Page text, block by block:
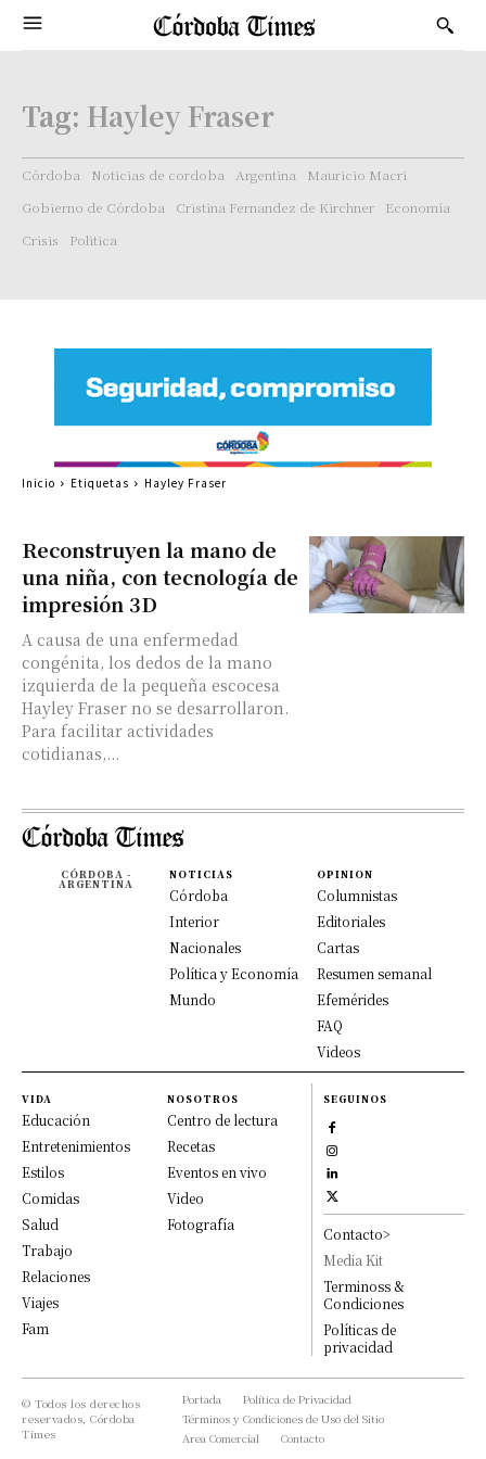
Tag: Hayley Fraser
Córdoba Noticias de cordoba Argentina
Mauricio Macri
Gobierno de Córdoba
Cristina Fernandez de Kirchner
Economía
Crisis
Politica
Reconstruyen la mano de
una niña, con tecnología de
impresión 3D
A causa de una enfermedad
congénita, los dedos de la mano
izquierda de la pequeña escocesa
Hayley Fraser no se desarrollaron.
Para facilitar actividades
cotidianas,...
Inicio Etiquetas Hayley Fraser
CÓRDOBA -
ARGENTINA
NOTICIAS
Córdoba
Interior
Nacionales
Política y Economía
Mundo
OPINION
Columnistas
Editoriales
Cartas
Resumen semanal
Efemérides
FAQ
Videos
VIDA
Educación
Entretenimientos
Estilos
Comidas
Salud
Trabajo
Relaciones
Viajes
Fam
NOSOTROS
Centro de lectura
Recetas
Eventos en vivo
Video
Fotografía
SEGUINOS
Contacto>
Media Kit
Terminoss &
Condiciones
Políticas de
privacidad
© Todos los derechos
reservados, Córdoba
Times
Portada
Política de Privacidad
Términos y Condiciones de Uso del Sitio
Area Comercial
Contacto